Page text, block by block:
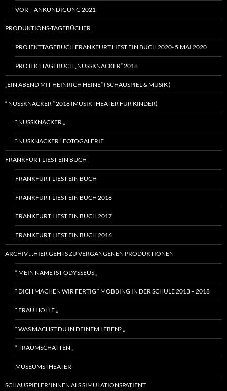
VOR – ANKÜNDIGUNG 2021
PRODUKTIONS-TAGEBÜCHER
PROJEKTTAGEBUCH FRANKFURT LIEST EIN BUCH 2020- 5.MAI 2020
PROJEKTTAGEBUCH „NUSSKNACKER“ 2018
„EIN ABEND MIT HEINRICH HEINE“ ( SCHAUSPIEL & MUSIK )
“ NUSSKNACKER “ 2018 (MUSIKTHEATER FÜR KINDER)
“ NUSSKNACKER „
“ NUSKNACKER “ FOTOGALERIE
FRANKFURT LIEST EIN BUCH
FRANKFURT LIEST EIN BUCH
FRANKFURT LIEST EIN BUCH 2018
FRANKFURT LIEST EIN BUCH 2017
FRANKFURT LIEST EIN BUCH 2016
ARCHIV …HIER GEHTS ZU VERGANGENEN PRODUKTIONEN
“ MEIN NAME IST ODYSSEUS „
“ DICH MACHEN WIR FERTIG “ MOBBING IN DER SCHULE 2013 – 2018
“ FRAU HOLLE „
“ WAS MACHST DU IN DEINEM LEBEN? „
“ TRAUMSCHATTEN „
MUSEUMSTHEATER
SCHAUSPIELER*INNEN ALS SIMULATIONSPATIENT